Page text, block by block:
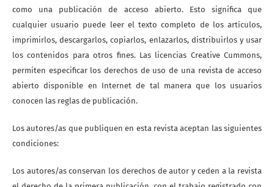
como una publicación de acceso abierto. Esto significa que
cualquier usuario puede leer el texto completo de los artículos,
imprimirlos, descargarlos, copiarlos, enlazarlos, distribuirlos y usar
los contenidos para otros fines. Las licencias Creative Cummons,
permiten especificar los derechos de uso de una revista de acceso
abierto disponible en Internet de tal manera que los usuarios
conocen las reglas de publicación.
Los autores/as que publiquen en esta revista aceptan las siguientes
condiciones:
Los autores/as conservan los derechos de autor y ceden a la revista